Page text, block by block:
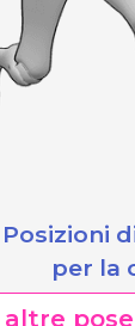
Posizioni
per la
altre